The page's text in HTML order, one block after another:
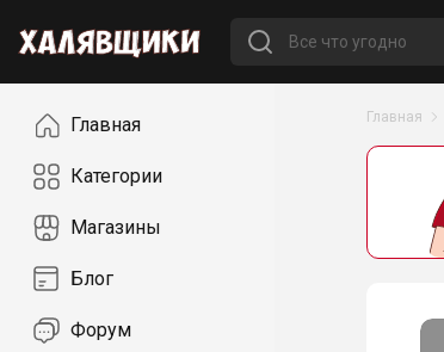
НавигацияГлавная
Категории
Магазины
Блог
Форум
Главная